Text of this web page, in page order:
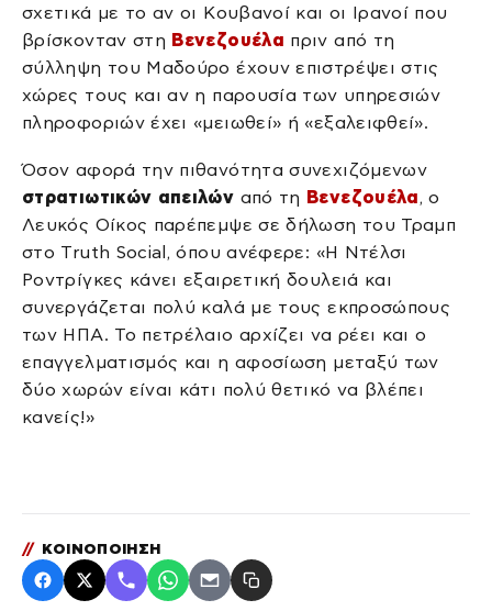
σχετικά με το αν οι Κουβανοί και οι Ιρανοί που
βρίσκονταν στη Βενεζουέλα πριν από τη
σύλληψη του Μαδούρο έχουν επιστρέψει στις
χώρες τους και αν η παρουσία των υπηρεσιών
πληροφοριών έχει «μειωθεί» ή «εξαλειφθεί».
Όσον αφορά την πιθανότητα συνεχιζόμενων
στρατιωτικών απειλών από τη Βενεζουέλα, ο
Λευκός Οίκος παρέπεμψε σε δήλωση του Τραμπ
στο Truth Social, όπου ανέφερε: «Η Ντέλσι
Ροντρίγκες κάνει εξαιρετική δουλειά και
συνεργάζεται πολύ καλά με τους εκπροσώπους
των ΗΠΑ. Το πετρέλαιο αρχίζει να ρέει και ο
επαγγελματισμός και η αφοσίωση μεταξύ των
δύο χωρών είναι κάτι πολύ θετικό να βλέπει
κανείς!»
// ΚΟΙΝΟΠΟΙΗΣΗ